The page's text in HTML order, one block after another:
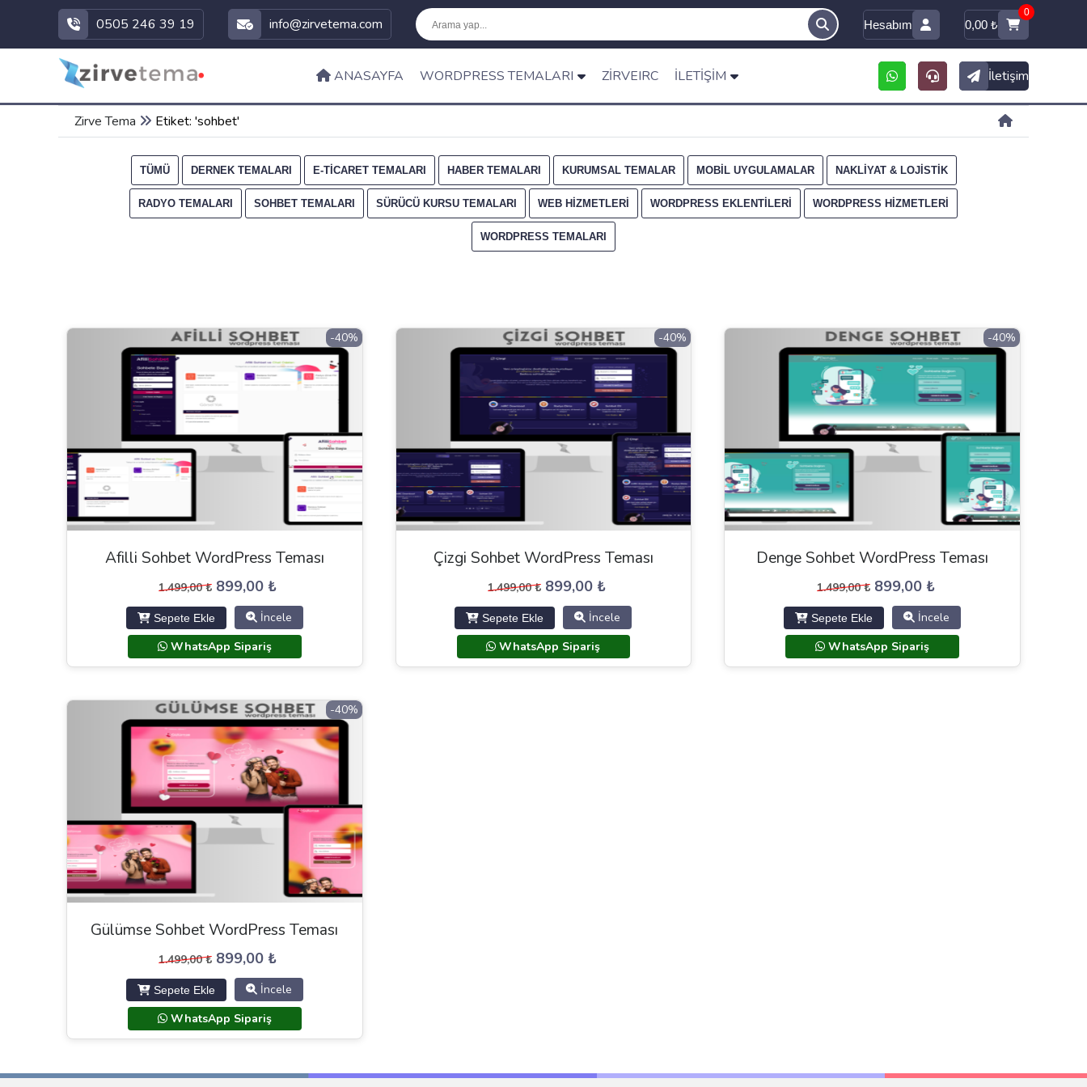
0505 246 39 19 info@zirvetema.com Hesabım 0,00 ₺
0
ANASAYFA WORDPRESS TEMALARI ZIRVEIRC İLETIŞIM İletişim
Zirve Tema Etiket: 'sohbet'
TÜMÜ DERNEK TEMALARI E-TICARET TEMALARI HABER TEMALARI KURUMSAL TEMALAR MOBIL UYGULAMALAR NAKLIYAT & LOJISTIK
RADYO TEMALARI SOHBET TEMALARI SÜRÜCÜ KURSU TEMALARI WEB HIZMETLERI WORDPRESS EKLENTILERI WORDPRESS HIZMETLERI
WORDPRESS TEMALARI
-40%
Afilli Sohbet WordPress Teması
1.499,00₺ Orijinal
fiyat:
1.499,00 ₺.
899,00 ₺Şu
andaki
fiyat:
899,00 ₺.
Sepete Ekle
İncele
WhatsApp Sipariş
-40%
Çizgi Sohbet WordPress Teması
1.499,00₺ Orijinal
fiyat:
1.499,00 ₺.
899,00 ₺Şu
andaki
fiyat:
899,00 ₺.
Sepete Ekle
İncele
WhatsApp Sipariş
-40%
Denge Sohbet WordPress Teması
1.499,00₺ Orijinal
fiyat:
1.499,00 ₺.
899,00 ₺Şu
andaki
fiyat:
899,00 ₺.
Sepete Ekle
İncele
WhatsApp Sipariş
-40%
Gülümse Sohbet WordPress Teması
1.499,00₺ Orijinal
fiyat:
1.499,00 ₺.
899,00 ₺Şu
andaki
fiyat:
899,00 ₺.
Sepete Ekle
İncele
WhatsApp Sipariş